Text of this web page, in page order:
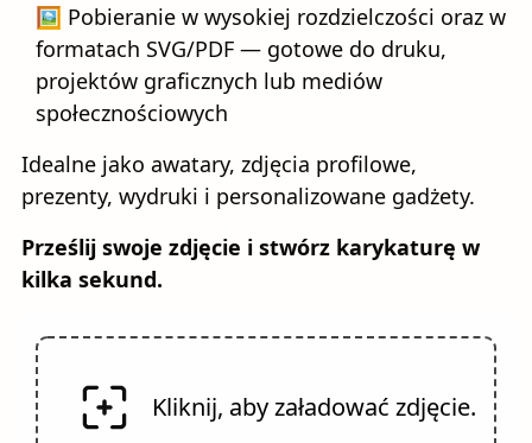
🖼️ Pobieranie w wysokiej rozdzielczości oraz w
formatach SVG/PDF — gotowe do druku,
projektów graficznych lub mediów
społecznościowych
Idealne jako awatary, zdjęcia profilowe,
prezenty, wydruki i personalizowane gadżety.
Prześlij swoje zdjęcie i stwórz karykaturę w
kilka sekund.
Kliknij, aby załadować zdjęcie.